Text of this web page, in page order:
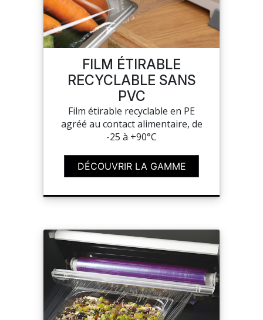
FILM ÉTIRABLE
RECYCLABLE SANS
PVC
Film étirable recyclable en PE
agréé au contact alimentaire, de
-25 à +90°C
DÉCOUVRIR LA GAMME